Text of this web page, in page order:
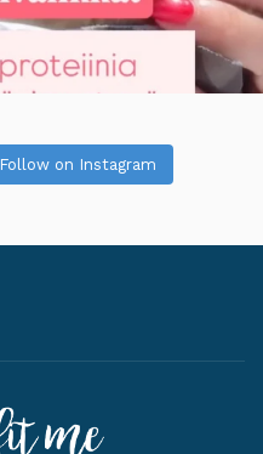
Follow on Instagram